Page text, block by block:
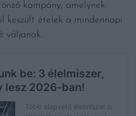
kampány, amelynek
készült ételek a mindennapi
váljanak.